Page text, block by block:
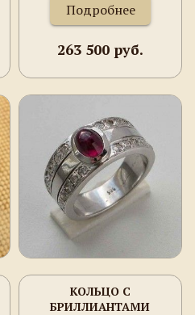
Подробнее
263 500 руб.
КОЛЬЦО С
БРИЛЛИАНТАМИ